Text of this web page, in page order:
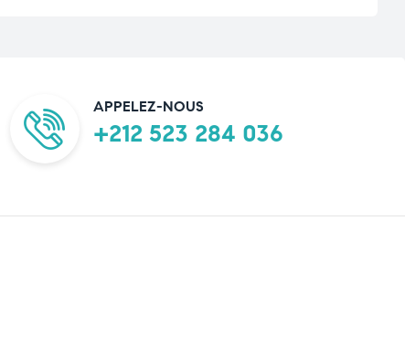
APPELEZ-NOUS
+212 523 284 036